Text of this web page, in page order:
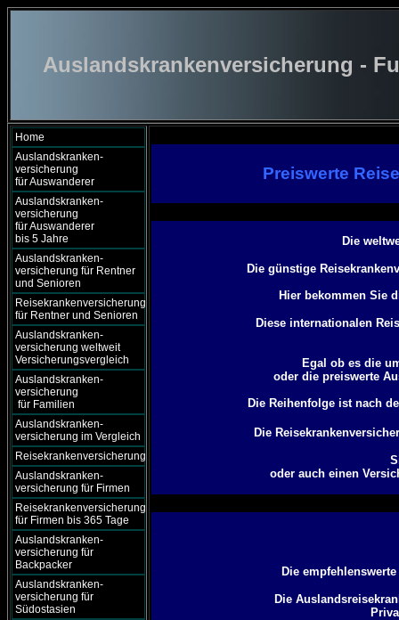
Auslandskrankenversicherung -
Home
Auslandskranken-
versicherung
für Auswanderer
Auslandskranken-
versicherung
für Auswanderer
bis 5 Jahre
Auslandskranken-
versicherung für Rentner
und Senioren
Reisekrankenversicherung
für Rentner und Senioren
Auslandskranken-
versicherung weltweit
Versicherungsvergleich
Auslandskranken-
versicherung
für Familien
Auslandskranken-
versicherung im Vergleich
Reisekrankenversicherung
Auslandskranken-
versicherung für Firmen
Reisekrankenversicherung
für Firmen bis 365 Tage
Auslandskranken-
versicherung für
Backpacker
Auslandskranken-
versicherung für
Südostasien
Preiswerte
Die
Die günstige
Hier bekommen Sie
Diese internationalen
Egal ob es die
oder die preiswerte
Die Reihenfolge ist nach
Die
oder auch einen
Die
Die